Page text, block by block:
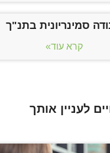
סמינריונית בתנ"ך
קרא עוד»
לעניין אותך